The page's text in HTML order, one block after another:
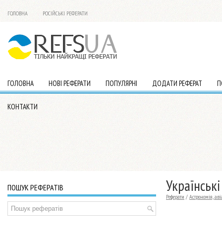
ГОЛОВНА РОСІЙСЬКІ РЕФЕРАТИ
ГОЛОВНА НОВІ РЕФЕРАТИ ПОПУЛЯРНІ ДОДАТИ РЕФЕРАТ
КОНТАКТИ
Реферати / Астрономія,
ПОШУК РЕФЕРАТІВ